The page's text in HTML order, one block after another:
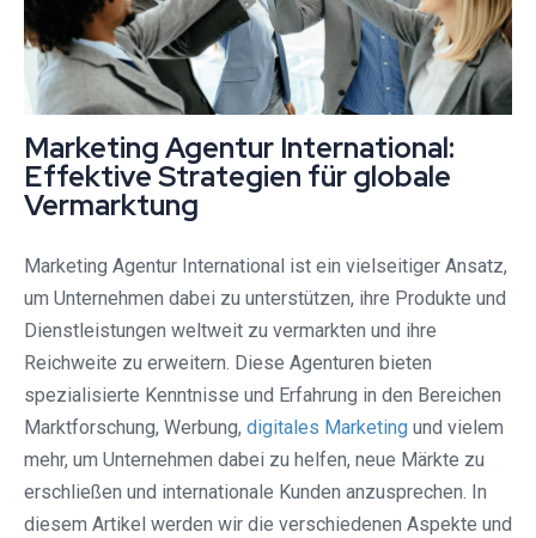
Marketing Agentur International:
Effektive Strategien für globale
Vermarktung
Marketing Agentur International ist ein vielseitiger Ansatz,
um Unternehmen dabei zu unterstützen, ihre Produkte und
Dienstleistungen weltweit zu vermarkten und ihre
Reichweite zu erweitern. Diese Agenturen bieten
spezialisierte Kenntnisse und Erfahrung in den Bereichen
Marktforschung, Werbung, digitales Marketing und vielem
mehr, um Unternehmen dabei zu helfen, neue Märkte zu
erschließen und internationale Kunden anzusprechen. In
diesem Artikel werden wir die verschiedenen Aspekte und